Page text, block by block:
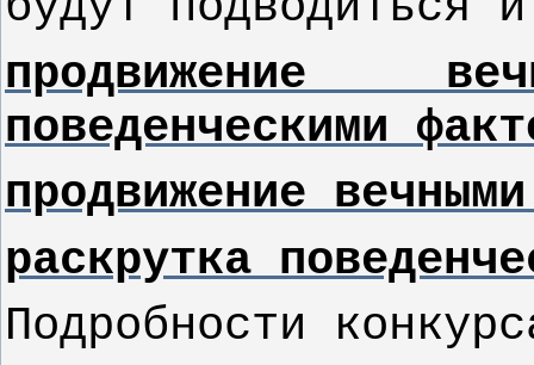
продвижение
поведенческими
продвижение
раскрутка
Подробности